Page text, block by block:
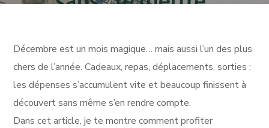
Décembre est un mois magique… mais aussi l’un des plus
chers de l’année. Cadeaux, repas, déplacements, sorties :
les dépenses s’accumulent vite et beaucoup finissent à
découvert sans même s’en rendre compte.
Dans cet article, je te montre comment profiter